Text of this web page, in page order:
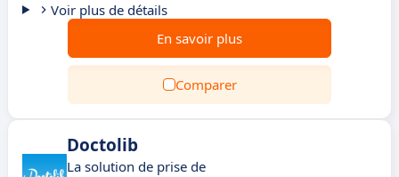
Voir plus de détails
En savoir plus
Comparer
Doctolib
La solution de prise de